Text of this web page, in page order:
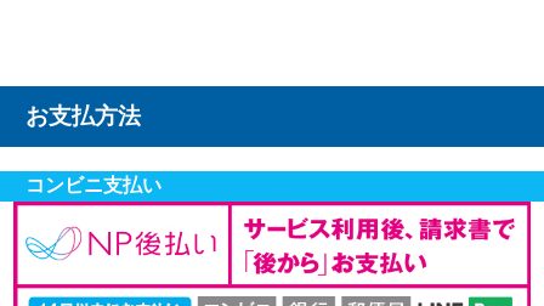
お支払方法
コンビニ支払い